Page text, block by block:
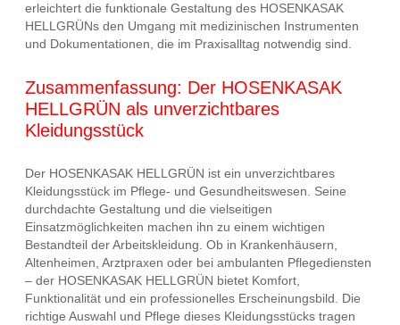
erleichtert die funktionale Gestaltung des HOSENKASAK
HELLGRÜNs den Umgang mit medizinischen Instrumenten
und Dokumentationen, die im Praxisalltag notwendig sind.
Zusammenfassung: Der HOSENKASAK
HELLGRÜN als unverzichtbares
Kleidungsstück
Der HOSENKASAK HELLGRÜN ist ein unverzichtbares
Kleidungsstück im Pflege- und Gesundheitswesen. Seine
durchdachte Gestaltung und die vielseitigen
Einsatzmöglichkeiten machen ihn zu einem wichtigen
Bestandteil der Arbeitskleidung. Ob in Krankenhäusern,
Altenheimen, Arztpraxen oder bei ambulanten Pflegediensten
– der HOSENKASAK HELLGRÜN bietet Komfort,
Funktionalität und ein professionelles Erscheinungsbild. Die
richtige Auswahl und Pflege dieses Kleidungsstücks tragen